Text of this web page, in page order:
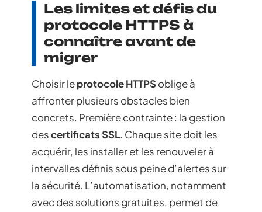
Les limites et défis du
protocole HTTPS à
connaître avant de
migrer
Choisir leprotocole HTTPSoblige à
affronter plusieurs obstacles bien
concrets. Première contrainte : la gestion
descertificats SSL. Chaque site doit les
acquérir, les installer et les renouveler à
intervalles définis sous peine d’alertes sur
la sécurité. L’automatisation, notamment
avec des solutions gratuites, permet de